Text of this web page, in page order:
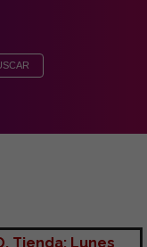
Tienda: Lunes